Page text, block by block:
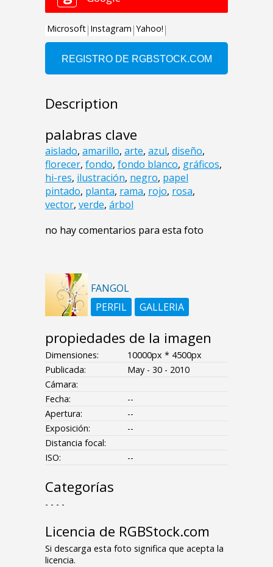
Description
palabras clave
aislado, amarillo, arte, azul, diseño,
florecer, fondo, fondo blanco, gráficos,
hi-res, ilustración, negro, papel
pintado, planta, rama, rojo, rosa,
vector, verde, árbol
no hay comentarios para esta foto
FANGOL
PERFIL
GALLERIA
propiedades de la imagen
Dimensiones:
10000px * 4500px
Publicada:
May - 30 - 2010
Cámara:
Fecha:
--
Apertura:
--
Exposición:
--
Distancia focal:
ISO:
--
Categorías
- - - -
Licencia de RGBStock.com
Si descarga esta foto significa que acepta la
licencia.